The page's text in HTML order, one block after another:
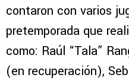
contaron con varios
pretemporada que
como: Raúl “Tala”
(en recuperación),